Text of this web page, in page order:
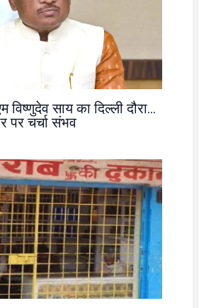
विष्णुदेव साय का दिल्ली दौरा…
पर चर्चा संभव